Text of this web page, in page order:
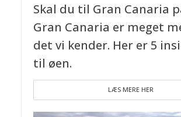
Skal du til Gran Canaria
Gran Canaria er meget
det vi kender. Her er 5
til øen.
LÆS MERE HER